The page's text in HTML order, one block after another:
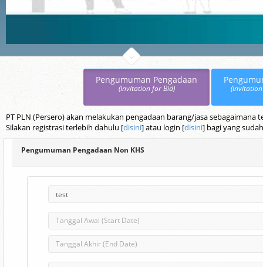
Pengumuman Pengadaan
(Invitation for Bid)
PT PLN (Persero) akan melakukan pengadaan barang/jasa
Silakan registrasi terlebih dahulu [disini] atau login [disini] bagi yang
Pengumuman Pengadaan Non KHS